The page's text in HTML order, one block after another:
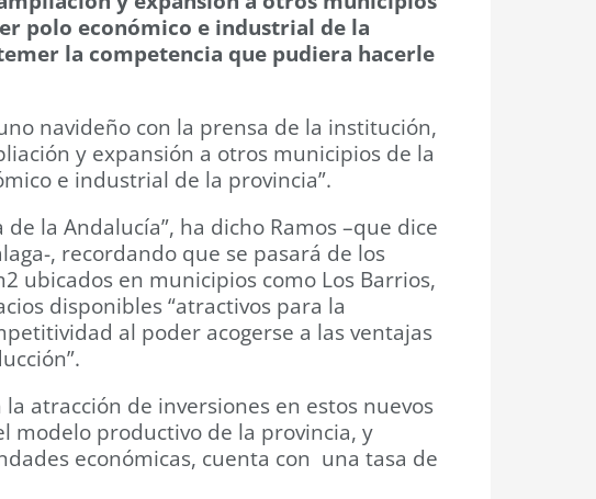
polo económico e industrial de la
la competencia que pudiera hacerle
navideño con la prensa de la institución,
y expansión a otros municipios de la
e industrial de la provincia”.
la Andalucía”, ha dicho Ramos –que dice
, recordando que se pasará de los
ubicados en municipios como Los Barrios,
disponibles “atractivos para la
al poder acogerse a las ventajas
atracción de inversiones en estos nuevos
modelo productivo de la provincia, y
económicas, cuenta con una tasa de